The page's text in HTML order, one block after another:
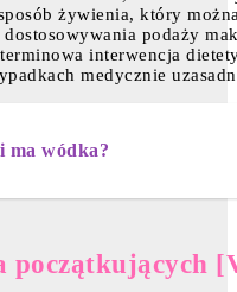
żywienia, który
podaży
interwencja
medycznie
ma wódka?
początkujących